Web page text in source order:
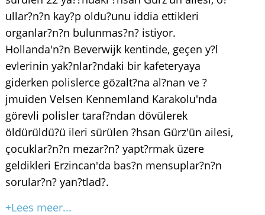
ullar?n?n kay?p oldu?unu iddia ettikleri
organlar?n?n bulunmas?n? istiyor.
Hollanda'n?n Beverwijk kentinde, geçen y?l
evlerinin yak?nlar?ndaki bir kafeteryaya
giderken polislerce gözalt?na al?nan ve ?
jmuiden Velsen Kennemland Karakolu'nda
görevli polisler taraf?ndan dövülerek
öldürüldü?ü ileri sürülen ?hsan Gürz'ün ailesi,
çocuklar?n?n mezar?n? yapt?rmak üzere
geldikleri Erzincan'da bas?n mensuplar?n?n
sorular?n? yan?tlad?.
+Lees meer...